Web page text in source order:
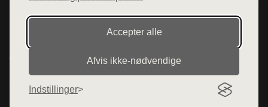
Accepter alle
Afvis ikke‑nødvendige
Indstillinger
Denne side er en del af want.dk, der udgiver en række
hjemmesider med præsentation af forskellige produkter fra
diverse webshops. Der sælges ikke varer fra denne side - vi
varerne på lager.